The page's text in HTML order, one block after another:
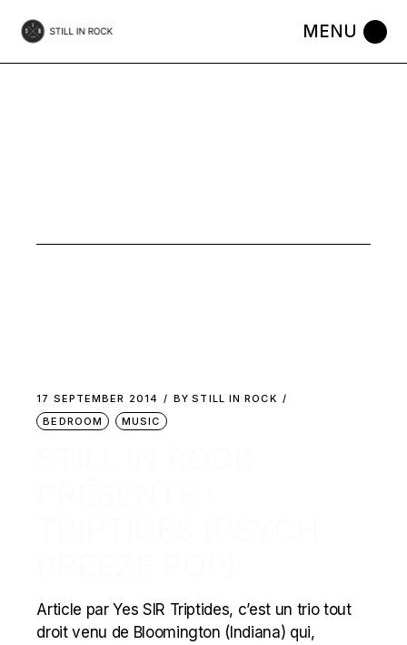
the
17 SEPTEMBER 2014 BY STILL IN ROCK
BEDROOM
MUSIC
Article par Yes SIR Triptides, c’est un trio tout
droit venu de Bloomington (Indiana) qui,